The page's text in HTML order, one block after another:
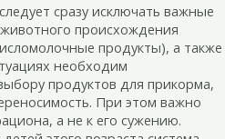
сразу исключать важные
происхождения
продукты), а также
необходим
продуктов для прикорма,
При этом важно
а не к его сужению.